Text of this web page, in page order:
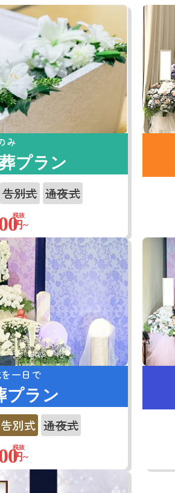
み
プラン
告別式 通夜式
税抜
円~
一日で
プラン
告別式 通夜式
税抜
円~